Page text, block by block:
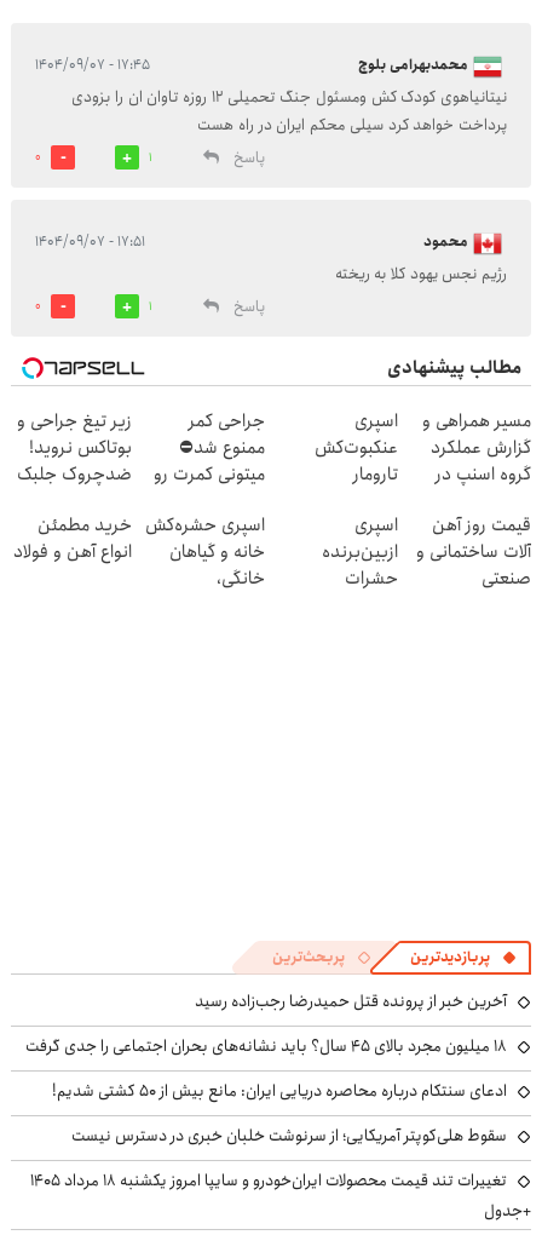
محمدبهرامی بلوچ ۱۷:۴۵ - ۱۴۰۴/۰۹/۰۷
نیتانیاهوی کودک کش ومسئول جنگ تحمیلی ۱۲ روزه تاوان ان را بزودی
پرداخت خواهد کرد سیلی محکم ایران در راه هست
پاسخ
1
0
محمود ۱۷:۵۱ - ۱۴۰۴/۰۹/۰۷
رژیم نجس یهود کلا به ریخته
پاسخ
1
0
مطالب پیشنهادی
مسیر همراهی و
گزارش عملکرد
گروه اسنپ در
اسپری
عنکبوت‌‌کش
تارومار
عنکبوت
جراحی کمر
ممنوع شد⛔
میتونی کمرت رو
کنی! 👈🏻
پرسش‌نامه
زیر تیغ جراحی و
بوتاکس نروید!
ضدچروک جلبک
قیمت روز آهن
آلات ساختمانی و
صنعتی
اسپری
ازبین‌برنده
حشرات
اسپری حشره‌کش
خانه و گیاهان
خانگی،
خرید مطمئن
انواع آهن و فولاد
پربازدیدترین پربحث‌ترین
آخرین خبر از پرونده قتل حمیدرضا رجب‌زاده رسید
۱۸ میلیون مجرد بالای ۴۵ سال؟ باید نشانه‌های بحران اجتماعی را جدی گرفت
ادعای سنتکام درباره محاصره دریایی ایران: مانع بیش از ۵۰ کشتی شدیم!
سقوط هلی‌کوپتر آمریکایی؛ از سرنوشت خلبان خبری در دسترس نیست
تغییرات تند قیمت محصولات ایران‌خودرو و سایپا امروز یکشنبه ۱۸ مرداد ۱۴۰۵
+جدول